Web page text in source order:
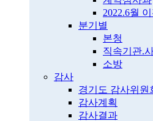
2022.6월 이
분기별
본청
직속기관.
소방
감사
경기도 감사위원
감사계획
감사결과